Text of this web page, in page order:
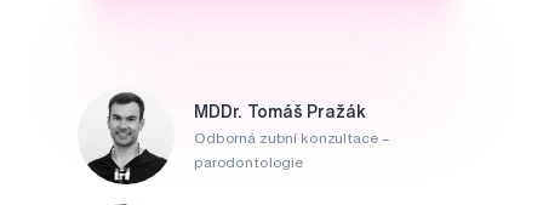
MDDr. Tomáš Pražák
Odborná zubní konzultace –
parodontologie